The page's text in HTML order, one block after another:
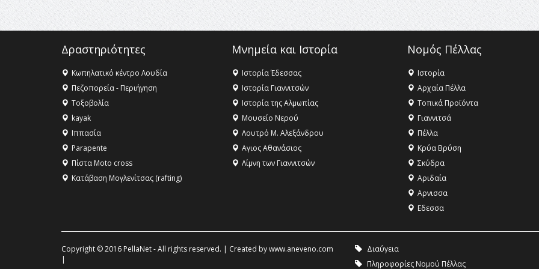
Δραστηριότητες
Κωπηλατικό κέντρο Λουδία
Πεζοπορεία - Περιήγηση
Τοξοβολία
kayak
Ιππασία
Parapente
Πίστα Moto cross
Κατάβαση Μογλενίτσας (rafting)
Μνημεία και Ιστορία
Ιστορία Έδεσσας
Ιστορία Γιαννιτσών
Ιστορία της Αλμωπίας
Μουσείο Νερού
Λουτρό Μ. Αλεξάνδρου
Αγιος Αθανάσιος
Λίμνη των Γιαννιτσών
Νομός Πέλλας
Ιστορία
Αρχαία Πέλλα
Τοπικά Προϊόντα
Γιαννιτσά
Πέλλα
Κρύα Βρύση
Σκύδρα
Αριδαία
Aρνισσα
Eδεσσα
Copyright © 2016 PellaNet - All rights reserved. | Created bywww.aneveno.com
|
Διαύγεια
Πληροφορίες Νομού Πέλλας